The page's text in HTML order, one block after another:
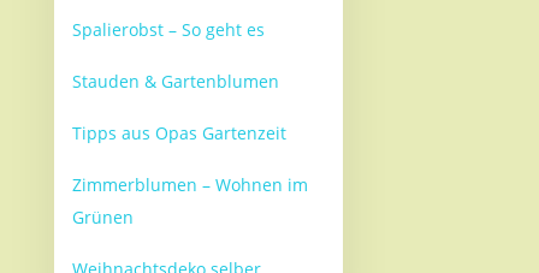
Spalierobst – So geht es
Stauden & Gartenblumen
Tipps aus Opas Gartenzeit
Zimmerblumen – Wohnen im
Grünen